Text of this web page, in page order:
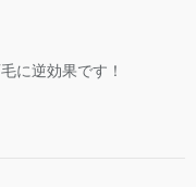
に逆効果です！